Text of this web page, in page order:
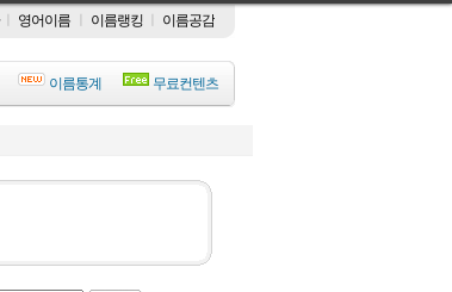
영어이름 이름랭킹 이름공감
이름통계 무료컨텐츠